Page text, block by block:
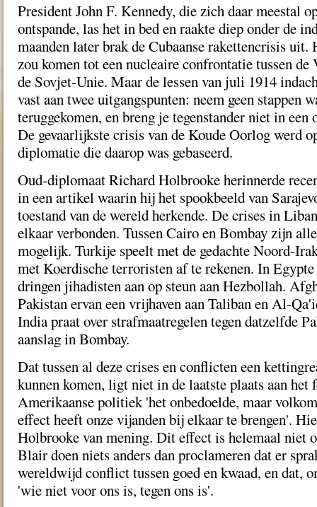
President John F. Kennedy, die zich daar meestal
ontspande, las het in bed en raakte diep onder de
maanden later brak de Cubaanse rakettencrisis uit.
zou komen tot een nucleaire confrontatie tussen de
de Sovjet-Unie. Maar de lessen van juli 1914
vast aan twee uitgangspunten: neem geen stappen
teruggekomen, en breng je tegenstander niet in
De gevaarlijkste crisis van de Koude Oorlog werd
diplomatie die daarop was gebaseerd.
Oud-diplomaat Richard Holbrooke herinnerde
in een artikel waarin hij het spookbeeld van
toestand van de wereld herkende. De crises in
elkaar verbonden. Tussen Cairo en Bombay zijn
mogelijk. Turkije speelt met de gedachte Noord-
met Koerdische terroristen af te rekenen. In
dringen jihadisten aan op steun aan Hezbollah.
Pakistan ervan een vrijhaven aan Taliban en Al-
India praat over strafmaatregelen tegen datzelfde
aanslag in Bombay.
Dat tussen al deze crises en conflicten een
kunnen komen, ligt niet in de laatste plaats aan het
Amerikaanse politiek 'het onbedoelde, maar
effect heeft onze vijanden bij elkaar te brengen'.
Holbrooke van mening. Dit effect is helemaal niet
Blair doen niets anders dan proclameren dat er
wereldwijd conflict tussen goed en kwaad, en dat,
'wie niet voor ons is, tegen ons is'.